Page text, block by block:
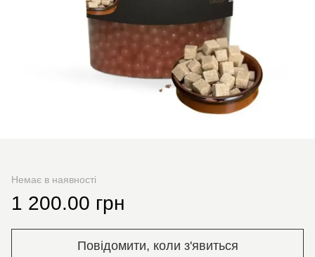
Немає в наявності
1 200.00 грн
Повідомити, коли з'явиться